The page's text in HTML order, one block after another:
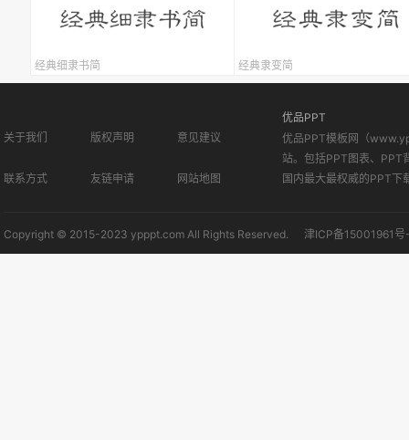
经典细隶书简 经典隶变简
关于我们 版权声明 意见建议
联系方式 友链申请 网站地图
优品PPT
优品PPT模板网（
站。包括PPT图表、PPT
国内最大最权威的PPT下
Copyright © 2015-2023 ypppt.com All Rights Reserved. 津ICP备15001961号